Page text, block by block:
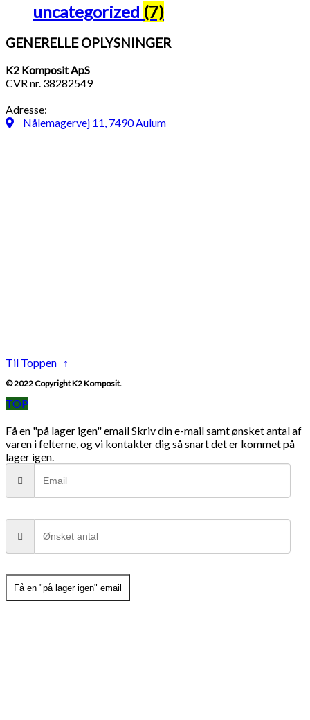
uncategorized (7)
GENERELLE OPLYSNINGER
K2 Komposit ApS
CVR nr. 38282549
Adresse:
Nålemagervej 11, 7490 Aulum
Til Toppen ↑
© 2022 Copyright K2 Komposit.
TOP
Få en "på lager igen" emailSkriv din e-mail samt ønsket antal af
varen i felterne, og vi kontakter dig så snart det er kommet på
lager igen.
Få en "på lager igen" email